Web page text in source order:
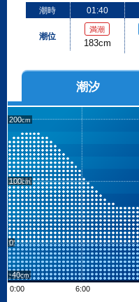
潮時
潮位
01:40
満潮
183cm
潮汐
200
100
0
-40
0:00
6:00